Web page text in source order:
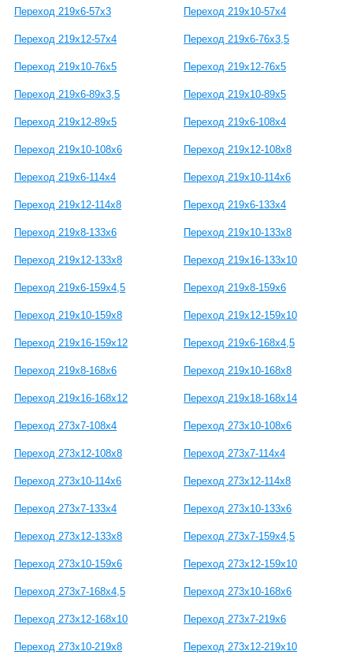
Переход 219х6-57х3 Переход 219х10-57х4
Переход 219х12-57х4 Переход 219х6-76х3,5
Переход 219х10-76х5 Переход 219х12-76х5
Переход 219х6-89х3,5 Переход 219х10-89х5
Переход 219х12-89х5 Переход 219х6-108х4
Переход 219х10-108х6 Переход 219х12-108х8
Переход 219х6-114х4 Переход 219х10-114х6
Переход 219х12-114х8 Переход 219х6-133х4
Переход 219х8-133х6 Переход 219х10-133х8
Переход 219х12-133х8 Переход 219х16-133х10
Переход 219х6-159х4,5 Переход 219х8-159х6
Переход 219х10-159х8 Переход 219х12-159х10
Переход 219х16-159х12 Переход 219х6-168х4,5
Переход 219х8-168х6 Переход 219х10-168х8
Переход 219х16-168х12 Переход 219х18-168х14
Переход 273х7-108х4 Переход 273х10-108х6
Переход 273х12-108х8 Переход 273х7-114х4
Переход 273х10-114х6 Переход 273х12-114х8
Переход 273х7-133х4 Переход 273х10-133х6
Переход 273х12-133х8 Переход 273х7-159х4,5
Переход 273х10-159х6 Переход 273х12-159х10
Переход 273х7-168х4,5 Переход 273х10-168х6
Переход 273х12-168х10 Переход 273х7-219х6
Переход 273х10-219х8 Переход 273х12-219х10